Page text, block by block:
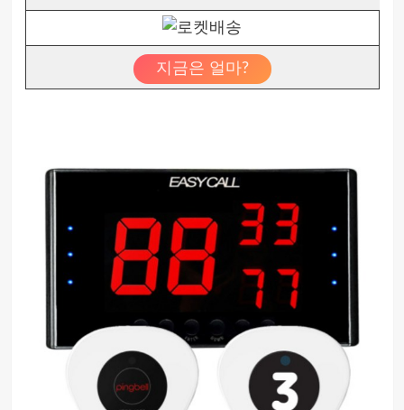
지금은 얼마?